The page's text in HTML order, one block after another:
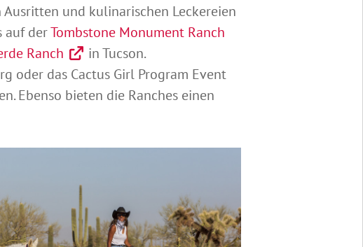
und kulinarischen Leckereien
auf derTombstone Monument Ranch
Ranch
in Tucson.
oder das Cactus Girl Program Event
Ebenso bieten die Ranches einen